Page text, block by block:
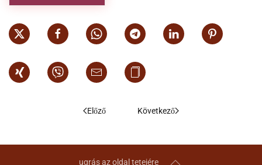
Előző Következő
ugrás az oldal tetejére